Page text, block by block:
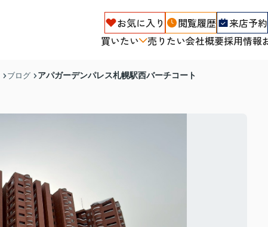
お気に入り 閲覧履歴 来店予約
買いたい
売りたい会社概要採用情報
ブログ アパガーデンパレス札幌駅西バーチコート